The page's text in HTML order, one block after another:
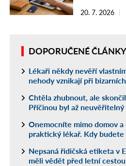
20. 7. 2026
DOPORUČENÉ ČLÁNKY
Lékaři někdy nevěří
nehody vznikají při
Chtěla zhubnout, ale
Příčinou byl až
Onemocníte mimo domov a
praktický lékař. Kdy
Nepsaná řidičská etiketa v
měli vědět před letní